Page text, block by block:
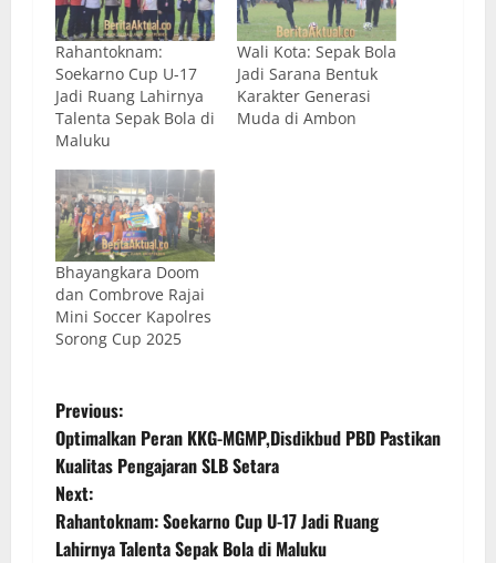
Rahantoknam:
Soekarno Cup U-17
Jadi Ruang Lahirnya
Talenta Sepak Bola di
Maluku
Wali Kota: Sepak Bola
Jadi Sarana Bentuk
Karakter Generasi
Muda di Ambon
Bhayangkara Doom
dan Combrove Rajai
Mini Soccer Kapolres
Sorong Cup 2025
Previous:
Optimalkan Peran KKG-MGMP,Disdikbud PBD Pastikan
Kualitas Pengajaran SLB Setara
Next:
Rahantoknam: Soekarno Cup U-17 Jadi Ruang
Lahirnya Talenta Sepak Bola di Maluku